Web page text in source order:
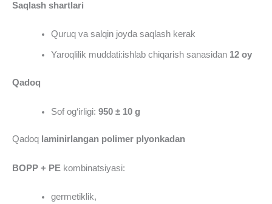
Saqlash shartlari
Quruq va salqin joyda saqlash kerak
Yaroqlilik muddati:ishlab chiqarish sanasidan 12 oy
Qadoq
Sof og‘irligi: 950 ± 10 g
Qadoq laminirlangan polimer plyonkadan
BOPP + PE kombinatsiyasi:
germetiklik,